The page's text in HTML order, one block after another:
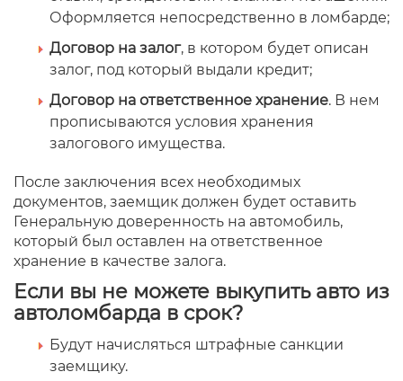
Оформляется непосредственно в ломбарде;
Договор на залог, в котором будет описан
залог, под который выдали кредит;
Договор на ответственное хранение. В нем
прописываются условия хранения
залогового имущества.
После заключения всех необходимых
документов, заемщик должен будет оставить
Генеральную доверенность на автомобиль,
который был оставлен на ответственное
хранение в качестве залога.
Если вы не можете выкупить авто из
автоломбарда в срок?
Будут начисляться штрафные санкции
заемщику.